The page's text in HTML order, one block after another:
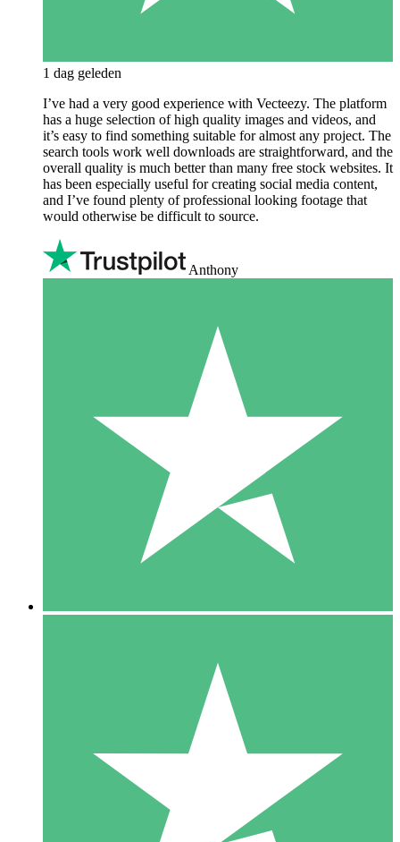
1 dag geleden
I’ve had a very good experience with Vecteezy. The platform
has a huge selection of high quality images and videos, and
it’s easy to find something suitable for almost any project. The
search tools work well downloads are straightforward, and the
overall quality is much better than many free stock websites. It
has been especially useful for creating social media content,
and I’ve found plenty of professional looking footage that
would otherwise be difficult to source.
Anthony